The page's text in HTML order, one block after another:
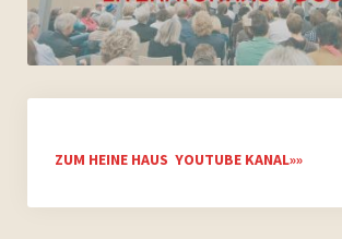
ZUM HEINE HAUS YOUTUBE KANAL»»